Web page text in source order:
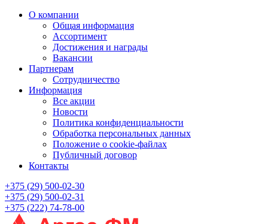
О компании
Общая информация
Ассортимент
Достижения и награды
Вакансии
Партнерам
Сотрудничество
Информация
Все акции
Новости
Политика конфиденциальности
Обработка персональных данных
Положение о cookie-файлах
Публичный договор
Контакты
+375 (29) 500-02-30
+375 (29) 500-02-31
+375 (222) 74-78-00